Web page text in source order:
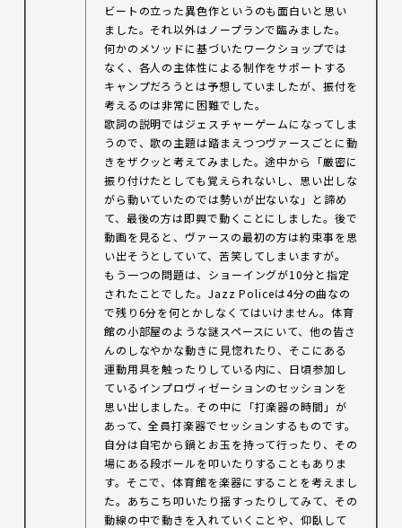
ビートの立った異色作というのも面白いと思い
ました。それ以外はノープランで臨みました。
何かのメソッドに基づいたワークショップでは
なく、各人の主体性による制作をサポートする
キャンプだろうとは予想していましたが、振付を
考えるのは非常に困難でした。
歌詞の説明ではジェスチャーゲームになってしま
うので、歌の主題は踏まえつつヴァースごとに動
きをザクッと考えてみました。途中から「厳密に
振り付けたとしても覚えられないし、思い出しな
がら動いていたのでは勢いが出ないな」と諦め
て、最後の方は即興で動くことにしました。後で
動画を見ると、ヴァースの最初の方は約束事を思
い出そうとしていて、苦笑してしまいますが。
もう一つの問題は、ショーイングが10分と指定
されたことでした。Jazz Policeは4分の曲なの
で残り6分を何とかしなくてはいけません。体育
館の小部屋のような謎スペースにいて、他の皆さ
んのしなやかな動きに見惚れたり、そこにある
運動用具を触ったりしている内に、日頃参加し
ているインプロヴィゼーションのセッションを
思い出しました。その中に「打楽器の時間」が
あって、全員打楽器でセッションするものです。
自分は自宅から鍋とお玉を持って行ったり、その
場にある段ボールを叩いたりすることもありま
す。そこで、体育館を楽器にすることを考えまし
た。あちこち叩いたり揺すったりしてみて、その
動線の中で動きを入れていくことや、仰臥して